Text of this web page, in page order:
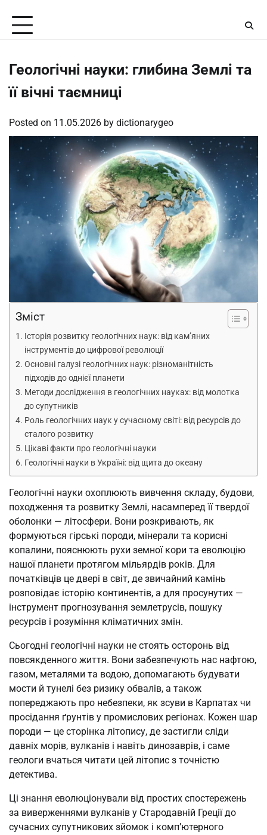
content
Геологічні науки: глибина Землі та
її вічні таємниці
Posted on 11.05.2026 by dictionarygeo
Зміст
Історія розвитку геологічних наук: від кам’яних
інструментів до цифрової революції
Основні галузі геологічних наук: різноманітність
підходів до однієї планети
Методи дослідження в геологічних науках: від молотка
до супутників
Роль геологічних наук у сучасному світі: від ресурсів до
сталого розвитку
Цікаві факти про геологічні науки
Геологічні науки в Україні: від щита до океану
Геологічні науки охоплюють вивчення складу, будови,
походження та розвитку Землі, насамперед її твердої
оболонки — літосфери. Вони розкривають, як
формуються гірські породи, мінерали та корисні
копалини, пояснюють рухи земної кори та еволюцію
нашої планети протягом мільярдів років. Для
початківців це двері в світ, де звичайний камінь
розповідає історію континентів, а для просунутих —
інструмент прогнозування землетрусів, пошуку
ресурсів і розуміння кліматичних змін.
Сьогодні геологічні науки не стоять осторонь від
повсякденного життя. Вони забезпечують нас нафтою,
газом, металями та водою, допомагають будувати
мости й тунелі без ризику обвалів, а також
попереджають про небезпеки, як зсуви в Карпатах чи
просідання ґрунтів у промислових регіонах. Кожен шар
породи — це сторінка літопису, де застигли сліди
давніх морів, вулканів і навіть динозаврів, і саме
геологи вчаться читати цей літопис з точністю
детектива.
Ці знання еволюціонували від простих спостережень
за виверженнями вулканів у Стародавній Греції до
сучасних супутникових зйомок і комп’ютерного